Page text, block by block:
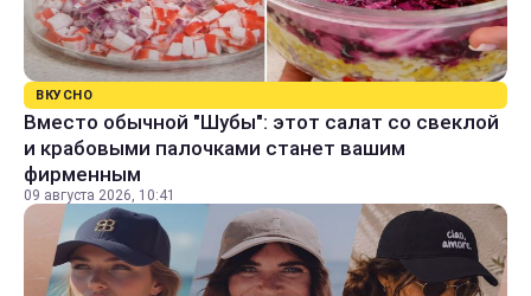
ВКУСНО
Вместо обычной "Шубы": этот салат со свеклой
и крабовыми палочками станет вашим
фирменным
09 августа 2026, 10:41